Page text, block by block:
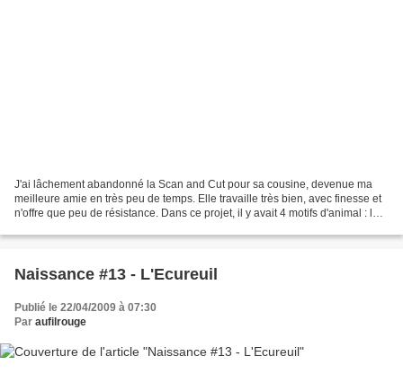
J'ai lâchement abandonné la Scan and Cut pour sa cousine, devenue ma
meilleure amie en très peu de temps. Elle travaille très bien, avec finesse et
n'offre que peu de résistance. Dans ce projet, il y avait 4 motifs d'animal : le
Naissance #13 - L'Ecureuil
Publié le 22/04/2009 à 07:30
Par aufilrouge